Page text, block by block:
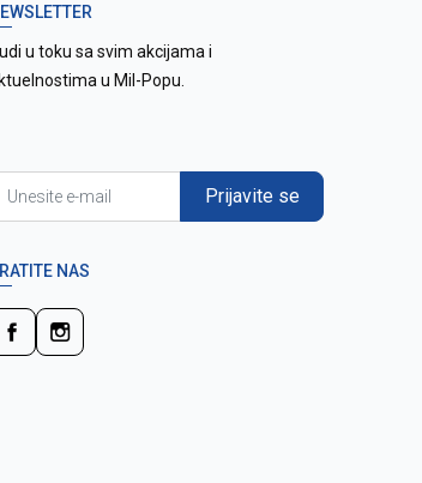
u toku sa svim akcijama i
u Mil-Popu.
Prijavite se
NAS